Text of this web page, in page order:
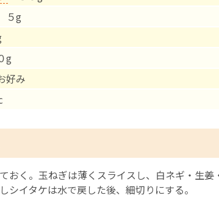
５g
g
好み
おく。玉ねぎは薄くスライスし、白ネギ・生姜
シイタケは水で戻した後、細切りにする。